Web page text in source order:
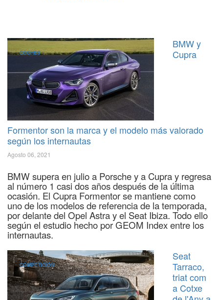
COCHES
BMW y
Cupra
Formentor son la marca y el modelo más valorado
según los internautas
Agosto 06, 2021
BMW supera en julio a Porsche y a Cupra y regresa
al número 1 casi dos años después de la última
ocasión. El Cupra Formentor se mantiene como
uno de los modelos de referencia de la temporada,
por delante del Opel Astra y el Seat Ibiza. Todo ello
según el estudio hecho por GEOM Index entre los
internautas.
COMPETICIÓN
Seat
Tarraco,
triat com
a Cotxe